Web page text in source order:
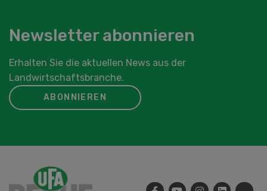
Newsletter abonnieren
Erhalten Sie die aktuellen News aus der
Landwirtschaftsbranche.
ABONNIEREN